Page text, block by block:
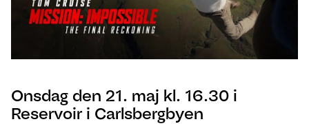
Onsdag den 21. maj kl. 16.30 i
Reservoir i Carlsbergbyen